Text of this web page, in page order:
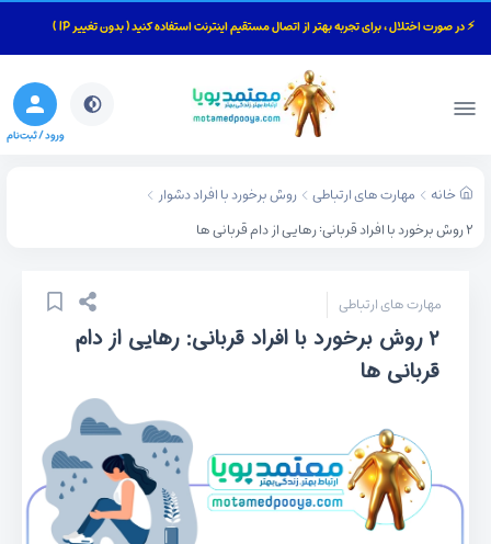
⚡ در صورت اختلال ، برای تجربه بهتر از اتصال مستقیم اینترنت استفاده کنید ( بدون تغییر IP )
ورود / ثبت‌نام
جستجو
خانه مهارت های ارتباطی
روش برخورد با افراد دشوار
۲ روش برخورد با افراد قربانی: رهایی از دام قربانی ها
مهارت های ارتباطی
۲ روش برخورد با افراد قربانی: رهایی از دام
قربانی ها
بستن